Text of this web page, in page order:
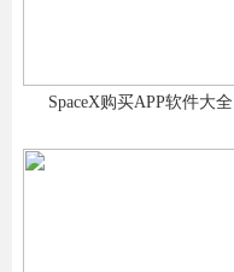
SpaceX购买APP软件大全